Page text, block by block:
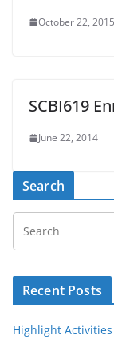
October 22, 2015
SCBI619
June 22, 2014
Search
Recent Posts
Highlight